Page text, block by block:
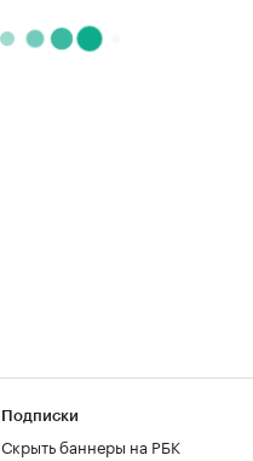
Подписки
Скрыть баннеры на РБК